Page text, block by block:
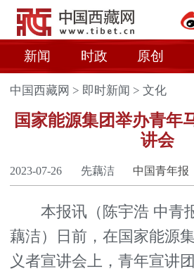
新闻 时政 原创
中国西藏网 > 即时新闻 >文化
国家能源集团举办青年
讲会
2023-07-26 先藕洁 中国青年报
本报讯（陈宇浩 中青
藕洁）日前，在国家能源
义者宣讲会上，青年宣讲